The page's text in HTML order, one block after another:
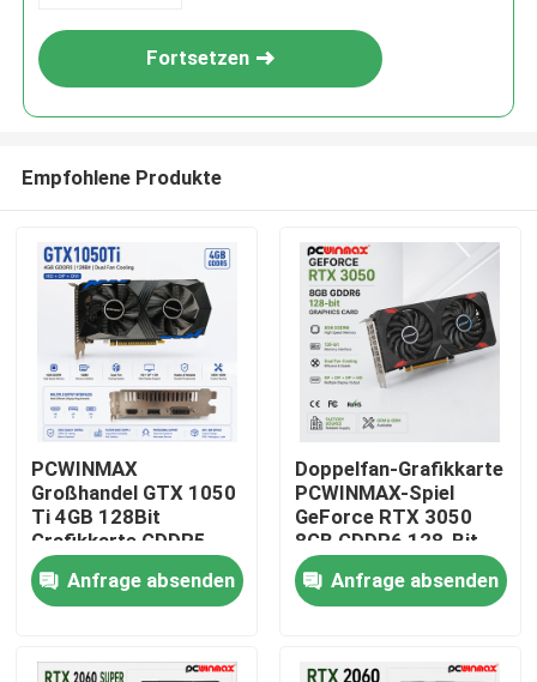
Fortsetzen
Empfohlene Produkte
PCWINMAX
Großhandel GTX 1050
Ti 4GB 128Bit
Grafikkarte GDDR5
Low Power GPU mit
HD DP DVI Ausgang
für Desktop
Anfrage absenden
Doppelfan-Grafikkarte
PCWINMAX-Spiel
GeForce RTX 3050
8GB GDDR6 128-Bit
HD/DP PCIe 4 für PC
SpielAnfrage absenden